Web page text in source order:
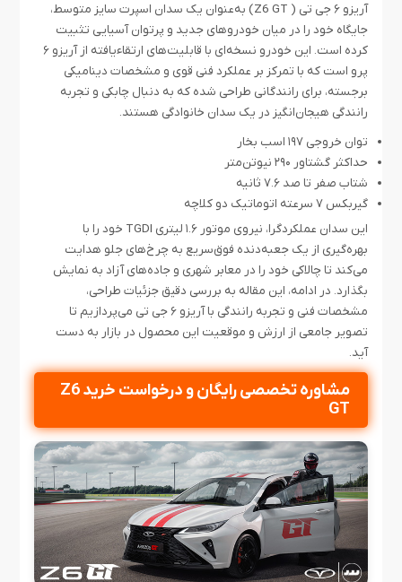
آریزو ۶ جی تی ( Z6 GT) به‌عنوان یک سدان اسپرت سایز متوسط،
جایگاه خود را در میان خودروهای جدید و پرتوان آسیایی تثبیت
کرده است. این خودرو نسخه‌ای با قابلیت‌های ارتقاءیافته از آریزو ۶
پرو است که با تمرکز بر عملکرد فنی قوی و مشخصات دینامیکی
برجسته، برای رانندگانی طراحی شده که به دنبال چابکی و تجربه
رانندگی هیجان‌انگیز در یک سدان خانوادگی هستند.
توان خروجی ۱۹۷ اسب بخار
حداکثر گشتاور ۲۹۰ نیوتن‌متر
شتاب صفر تا صد ۷.۶ ثانیه
گیربکس ۷ سرعته اتوماتیک دو کلاچه
این سدان عملکردگرا، نیروی موتور ۱.۶ لیتری TGDI خود را با
بهره‌گیری از یک جعبه‌دنده فوق‌سریع به چرخ‌های جلو هدایت
می‌کند تا چالاکی خود را در معابر شهری و جاده‌های آزاد به نمایش
بگذارد. در ادامه، این مقاله به بررسی دقیق جزئیات طراحی،
مشخصات فنی و تجربه رانندگی با آریزو ۶ جی تی می‌پردازیم تا
تصویر جامعی از ارزش و موقعیت این محصول در بازار به دست
آید.
مشاوره تخصصی رایگان و درخواست خرید Z6
GT